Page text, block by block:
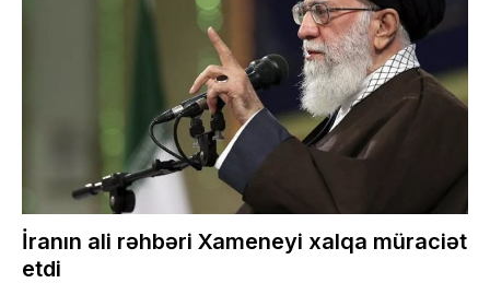
İranın ali rəhbəri Xameneyi xalqa müraciət
etdi